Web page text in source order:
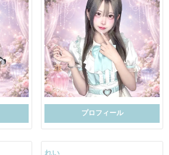
プロフィール
れい